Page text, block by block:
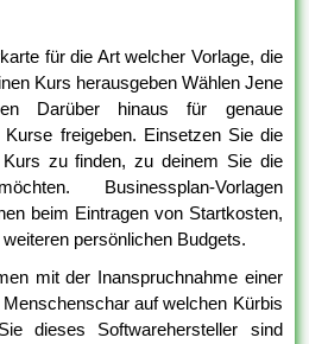
für die Art welcher Vorlage, die
Kurs herausgeben Wählen Jene
Darüber hinaus für genaue
freigeben. Einsetzen Sie die
zu finden, zu deinem Sie die
Businessplan-Vorlagen
beim Eintragen von Startkosten,
persönlichen Budgets.
mit der Inanspruchnahme einer
auf welchen Kürbis
dieses Softwarehersteller sind